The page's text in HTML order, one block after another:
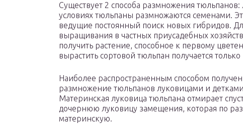
Существует 2 способа размножения
условиях тюльпаны размножаются семенами.
ведущие постоянный поиск новых гибридов.
выращивания в частных приусадебных
получить растение, способное к первому
вырастить сортовой тюльпан получается только
Наиболее распространенным способом
размножение тюльпанов луковицами и
Материнская луковица тюльпана отмирает
дочернюю луковицу замещения, которая по
материнскую.